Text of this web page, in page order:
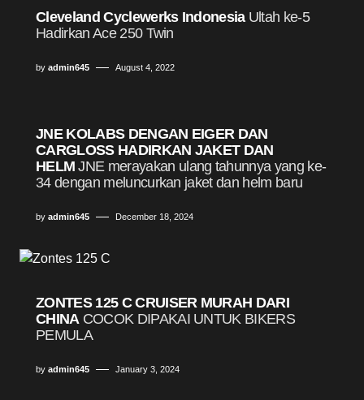
Cleveland Cyclewerks Indonesia Ultah ke-5
Hadirkan Ace 250 Twin
by admin645 August 4, 2022
JNE KOLABS DENGAN EIGER DAN
CARGLOSS HADIRKAN JAKET DAN
HELM JNE merayakan ulang tahunnya yang ke-
34 dengan meluncurkan jaket dan helm baru
by admin645 December 18, 2024
ZONTES 125 C CRUISER MURAH DARI
CHINA COCOK DIPAKAI UNTUK BIKERS
PEMULA
by admin645 January 3, 2024